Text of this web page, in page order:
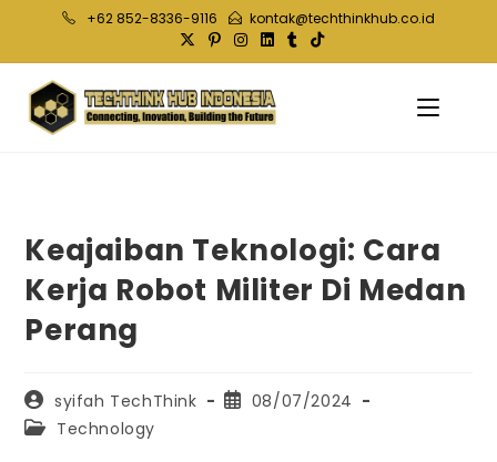
content
+62 852-8336-9116 kontak@techthinkhub.co.id
Keajaiban Teknologi: Cara
Kerja Robot Militer Di Medan
Perang
Post
author:
syifah TechThink
Post08/07/2024
PostTechnology